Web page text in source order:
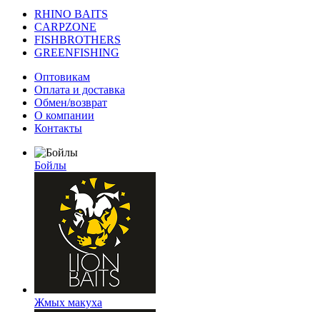
RHINO BAITS
CARPZONE
FISHBROTHERS
GREENFISHING
Оптовикам
Оплата и доставка
Обмен/возврат
О компании
Контакты
Бойлы
Жмых макуха